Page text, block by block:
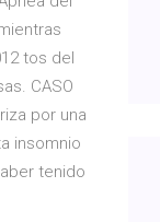
tos del
CASO
por una
insomnio
tenido